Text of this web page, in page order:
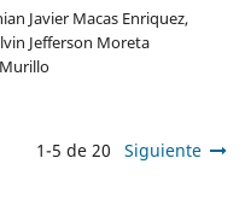
Javier Macas Enriquez,
Jefferson Moreta
1-5 de 20 Siguiente